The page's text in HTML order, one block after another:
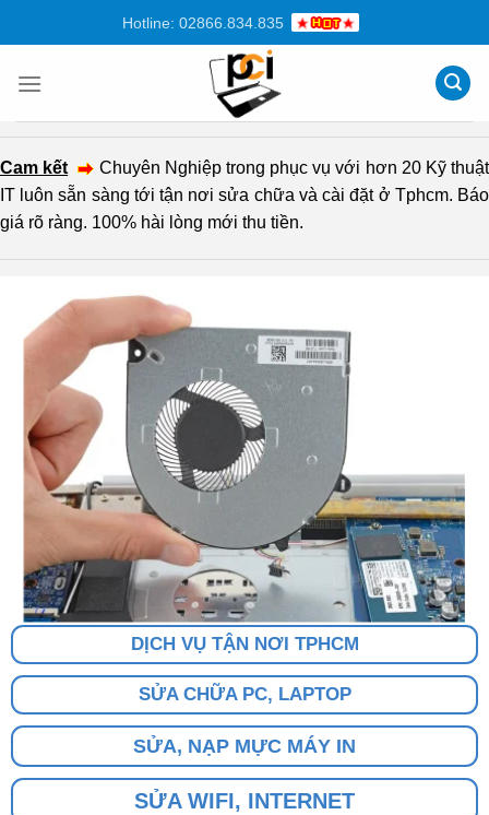
dung
Hotline: 02866.834.835
Cam kết
Chuyên Nghiệp trong phục vụ với hơn 20 Kỹ thuật
IT luôn sẵn sàng tới tận nơi sửa chữa và cài đặt ở Tphcm. Báo
giá rõ ràng. 100% hài lòng mới thu tiền.
DỊCH VỤ TẬN NƠI TPHCM
SỬA CHỮA PC, LAPTOP
SỬA, NẠP MỰC MÁY IN
SỬA WIFI, INTERNET